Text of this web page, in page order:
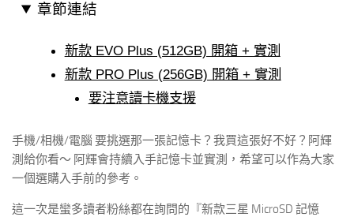
章節連結
新款 EVO Plus (512GB) 開箱 + 實測
新款 PRO Plus (256GB) 開箱 + 實測
要注意讀卡機支援
手機/相機/電腦 要挑選那一張記憶卡？我買這張好不好？阿輝
測給你看～ 阿輝會持續入手記憶卡並實測，希望可以作為大家
一個選購入手前的參考。
這一次是蠻多讀者粉絲都在詢問的『新款三星 MicroSD 記憶